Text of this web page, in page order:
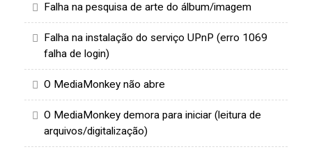
Falha na pesquisa de arte do álbum/imagem
Falha na instalação do serviço UPnP (erro 1069
falha de login)
O MediaMonkey não abre
O MediaMonkey demora para iniciar (leitura de
arquivos/digitalização)